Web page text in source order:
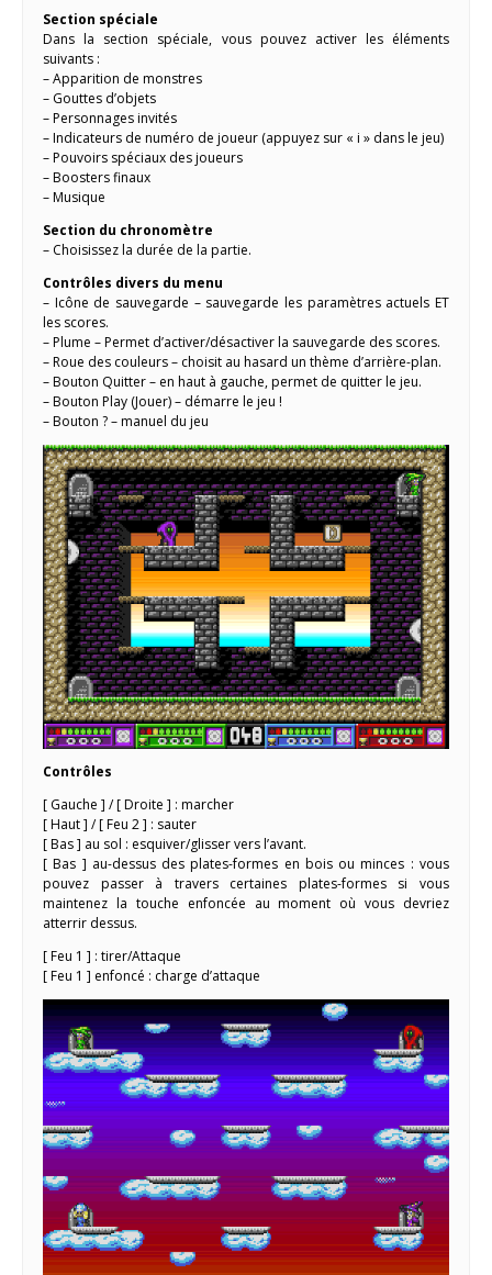
Section spéciale
Dans la section spéciale, vous pouvez activer les éléments
suivants :
– Apparition de monstres
– Gouttes d’objets
– Personnages invités
– Indicateurs de numéro de joueur (appuyez sur « i » dans le jeu)
– Pouvoirs spéciaux des joueurs
– Boosters finaux
– Musique
Section du chronomètre
– Choisissez la durée de la partie.
Contrôles divers du menu
– Icône de sauvegarde – sauvegarde les paramètres actuels ET
les scores.
– Plume – Permet d’activer/désactiver la sauvegarde des scores.
– Roue des couleurs – choisit au hasard un thème d’arrière-plan.
– Bouton Quitter – en haut à gauche, permet de quitter le jeu.
– Bouton Play (Jouer) – démarre le jeu !
– Bouton ? – manuel du jeu
Contrôles
[ Gauche ] / [ Droite ] : marcher
[ Haut ] / [ Feu 2 ] : sauter
[ Bas ] au sol : esquiver/glisser vers l’avant.
[ Bas ] au-dessus des plates-formes en bois ou minces : vous
pouvez passer à travers certaines plates-formes si vous
maintenez la touche enfoncée au moment où vous devriez
atterrir dessus.
[ Feu 1 ] : tirer/Attaque
[ Feu 1 ] enfoncé : charge d’attaque